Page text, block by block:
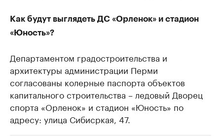
Как будут выглядеть ДС «Орленок» и стадион
«Юность»?
Департаментом градостроительства и
архитектуры администрации Перми
согласованы колерные паспорта объектов
капитального строительства – ледовый Дворец
спорта «Орленок» и стадион «Юность» по
адресу: улица Сибисркая, 47.